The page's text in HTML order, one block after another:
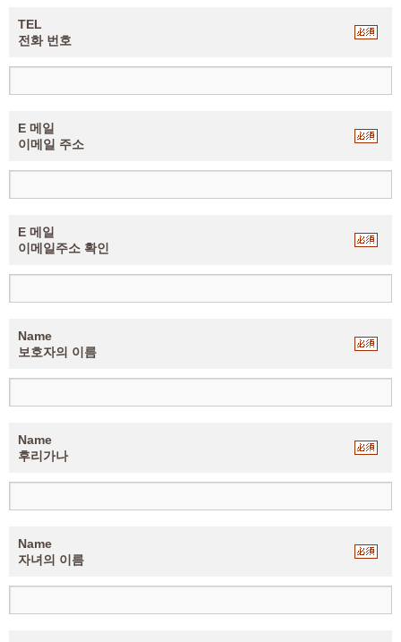
TEL
전화 번호
E 메일
이메일 주소
E 메일
이메일주소 확인
Name
보호자의 이름
Name
후리가나
Name
자녀의 이름